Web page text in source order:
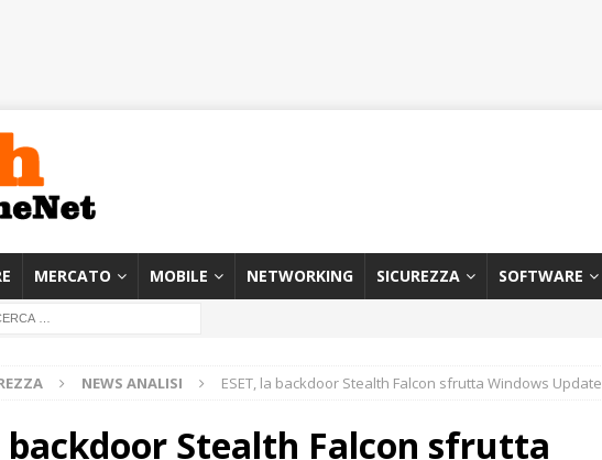
MERCATO MOBILE NETWORKING SICUREZZA SOFTWARE
NEWS ANALISI ESET, la backdoor Stealth Falcon sfrutta Windows Update
backdoor Stealth Falcon sfrutta